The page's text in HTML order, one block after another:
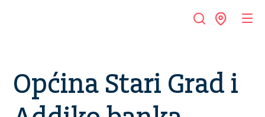
Općina Stari Grad i